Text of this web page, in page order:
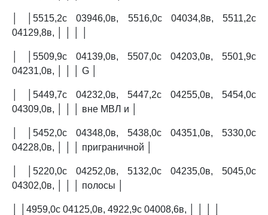
│ │5515,2с 03946,0в, 5516,0с 04034,8в, 5511,2с
04129,8в, │ │ │ │
│ │5509,9с 04139,0в, 5507,0с 04203,0в, 5501,9с
04231,0в, │ │ │ G │
│ │5449,7с 04232,0в, 5447,2с 04255,0в, 5454,0с
04309,0в, │ │ │ вне МВЛ и │
│ │5452,0с 04348,0в, 5438,0с 04351,0в, 5330,0с
04228,0в, │ │ │ приграничной │
│ │5220,0с 04252,0в, 5132,0с 04235,0в, 5045,0с
04302,0в, │ │ │ полосы │
│ │4959,0с 04125,0в, 4922,9с 04008,6в, │ │ │ │